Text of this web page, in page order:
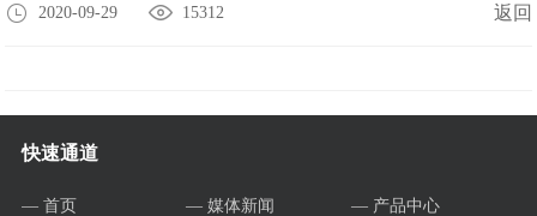
返回
2020-09-29 15312
快速通道
— 首页 — 媒体新闻 — 产品中心